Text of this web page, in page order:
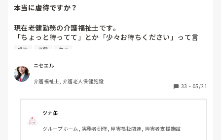
本当に虐待ですか？
現在老健勤務の介護福祉士です。
「ちょっと待ってて」とか「少々お待ちください」って言
葉、よく使いませんか？私の施設ではこの言葉は「利用者本
つまり虐待と同じ枠組みです。
そんなに悪い言葉ですか？むしろ必要な言葉だと思うのです
がいかがでしょう？
虐待 老健 ケア
ニセエル
介護福祉士, 介護老人保健施設
33 ・ 05/21
ツナ缶
グループホーム, 実務者研修, 障害福祉関連, 障害者支援施設